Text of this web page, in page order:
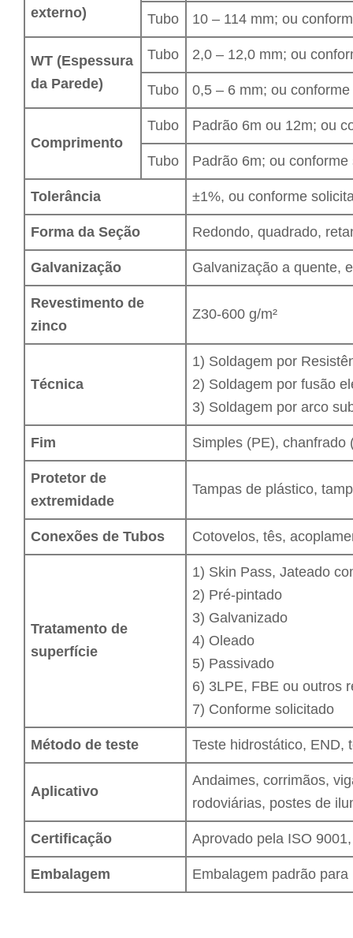
externo)
Tubo 10 – 114 mm; ou
WT (Espessura
da Parede)
Tubo 2,0 – 12,0 mm; ou
Tubo 0,5 – 6 mm; ou
Comprimento
Tubo Padrão 6m ou 12m; ou
Tubo Padrão 6m; ou conforme
Tolerância ±1%, ou conforme
Forma da Seção Redondo, quadrado,
Galvanização Galvanização a quente,
Revestimento de
zinco
Z30-600 g/m²
Técnica
1) Soldagem por
2) Soldagem por fusão
3) Soldagem por arco
Fim Simples (PE), chanfrado
Protetor de
extremidade
Tampas de plástico,
Conexões de Tubos Cotovelos, tês,
Tratamento de
superfície
1) Skin Pass, Jateado
2) Pré-pintado
3) Galvanizado
4) Oleado
5) Passivado
6) 3LPE, FBE ou outros
7) Conforme solicitado
Método de teste Teste hidrostático, END,
Aplicativo
Andaimes, corrimãos,
rodoviárias, postes de
Certificação Aprovado pela ISO
Embalagem Embalagem padrão